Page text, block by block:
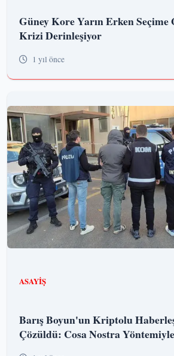
Güney Kore Yarın Erken
Krizi Derinleşiyor
1 yıl önce
ASAYIŞ
Barış Boyun'un Kriptolu
Çözüldü: Cosa Nostra